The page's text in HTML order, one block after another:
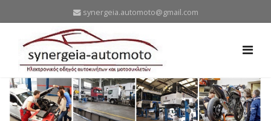
synergeia.automoto@gmail.com